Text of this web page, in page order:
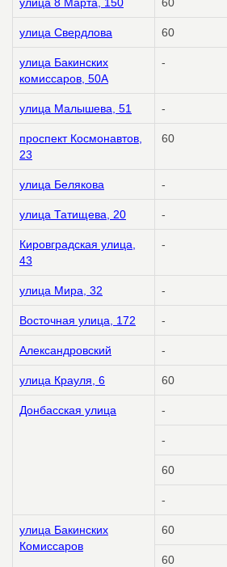
улица Свердлова 60
улица Бакинских
комиссаров, 50А
-
улица Малышева, 51 -
проспект Космонавтов,
23
60
улица Белякова -
улица Татищева, 20 -
Кировградская улица,
43
-
улица Мира, 32 -
Восточная улица, 172 -
Александровский -
улица Крауля, 6 60
Донбасская улица -
-
60
-
улица Бакинских
Комиссаров
60
60